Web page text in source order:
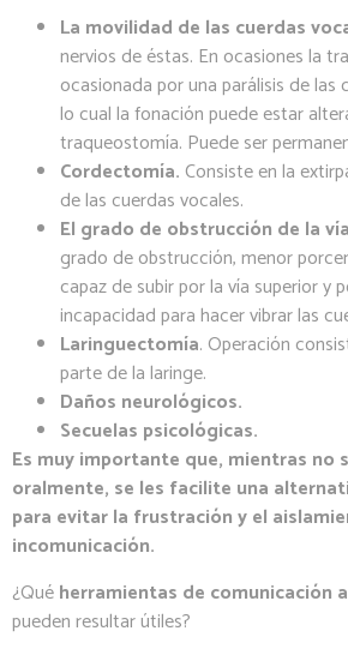
La movilidad de las cuerdas
nervios de éstas. En ocasiones la
ocasionada por una parálisis de las
lo cual la fonación puede estar
traqueostomía. Puede ser
Cordectomía. Consiste en la
de las cuerdas vocales.
El grado de obstrucción de la
grado de obstrucción, menor
capaz de subir por la vía superior y
incapacidad para hacer vibrar las
Laringuectomía. Operación
parte de la laringe.
Daños neurológicos.
Secuelas psicológicas.
Es muy importante que, mientras no
oralmente, se les facilite una
para evitar la frustración y el
incomunicación.
¿Quéherramientas de comunicación
pueden resultar útiles?